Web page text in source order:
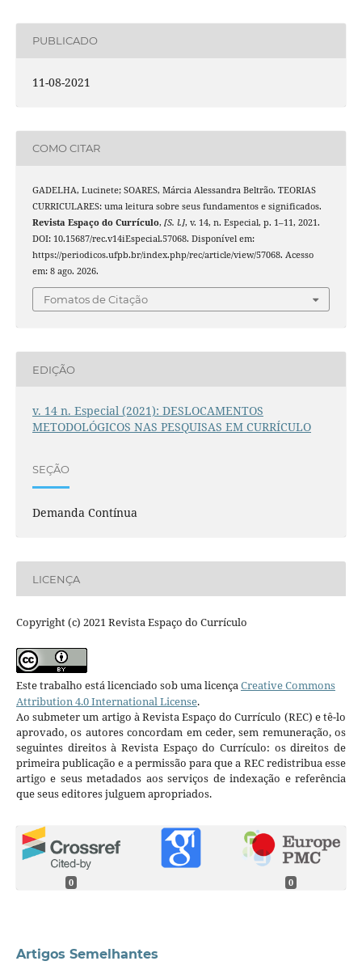
PUBLICADO
11-08-2021
COMO CITAR
GADELHA, Lucinete; SOARES, Márcia Alessandra Beltrão. TEORIAS
CURRICULARES: uma leitura sobre seus fundamentos e significados.
Revista Espaço do Currículo, [S. l.], v. 14, n. Especial, p. 1–11, 2021.
DOI: 10.15687/rec.v14iEspecial.57068. Disponível em:
https://periodicos.ufpb.br/index.php/rec/article/view/57068. Acesso
em: 8 ago. 2026.
Fomatos de Citação
EDIÇÃO
v. 14 n. Especial (2021): DESLOCAMENTOS
METODOLÓGICOS NAS PESQUISAS EM CURRÍCULO
SEÇÃO
Demanda Contínua
LICENÇA
Copyright (c) 2021 Revista Espaço do Currículo
Este trabalho está licenciado sob uma licençaCreative Commons
Attribution 4.0 International License.
Ao submeter um artigo à Revista Espaço do Currículo (REC) e tê-lo
aprovado, os autores concordam em ceder, sem remuneração, os
seguintes direitos à Revista Espaço do Currículo: os direitos de
primeira publicação e a permissão para que a REC redistribua esse
artigo e seus metadados aos serviços de indexação e referência
que seus editores julguem apropriados.
0 0
Artigos Semelhantes